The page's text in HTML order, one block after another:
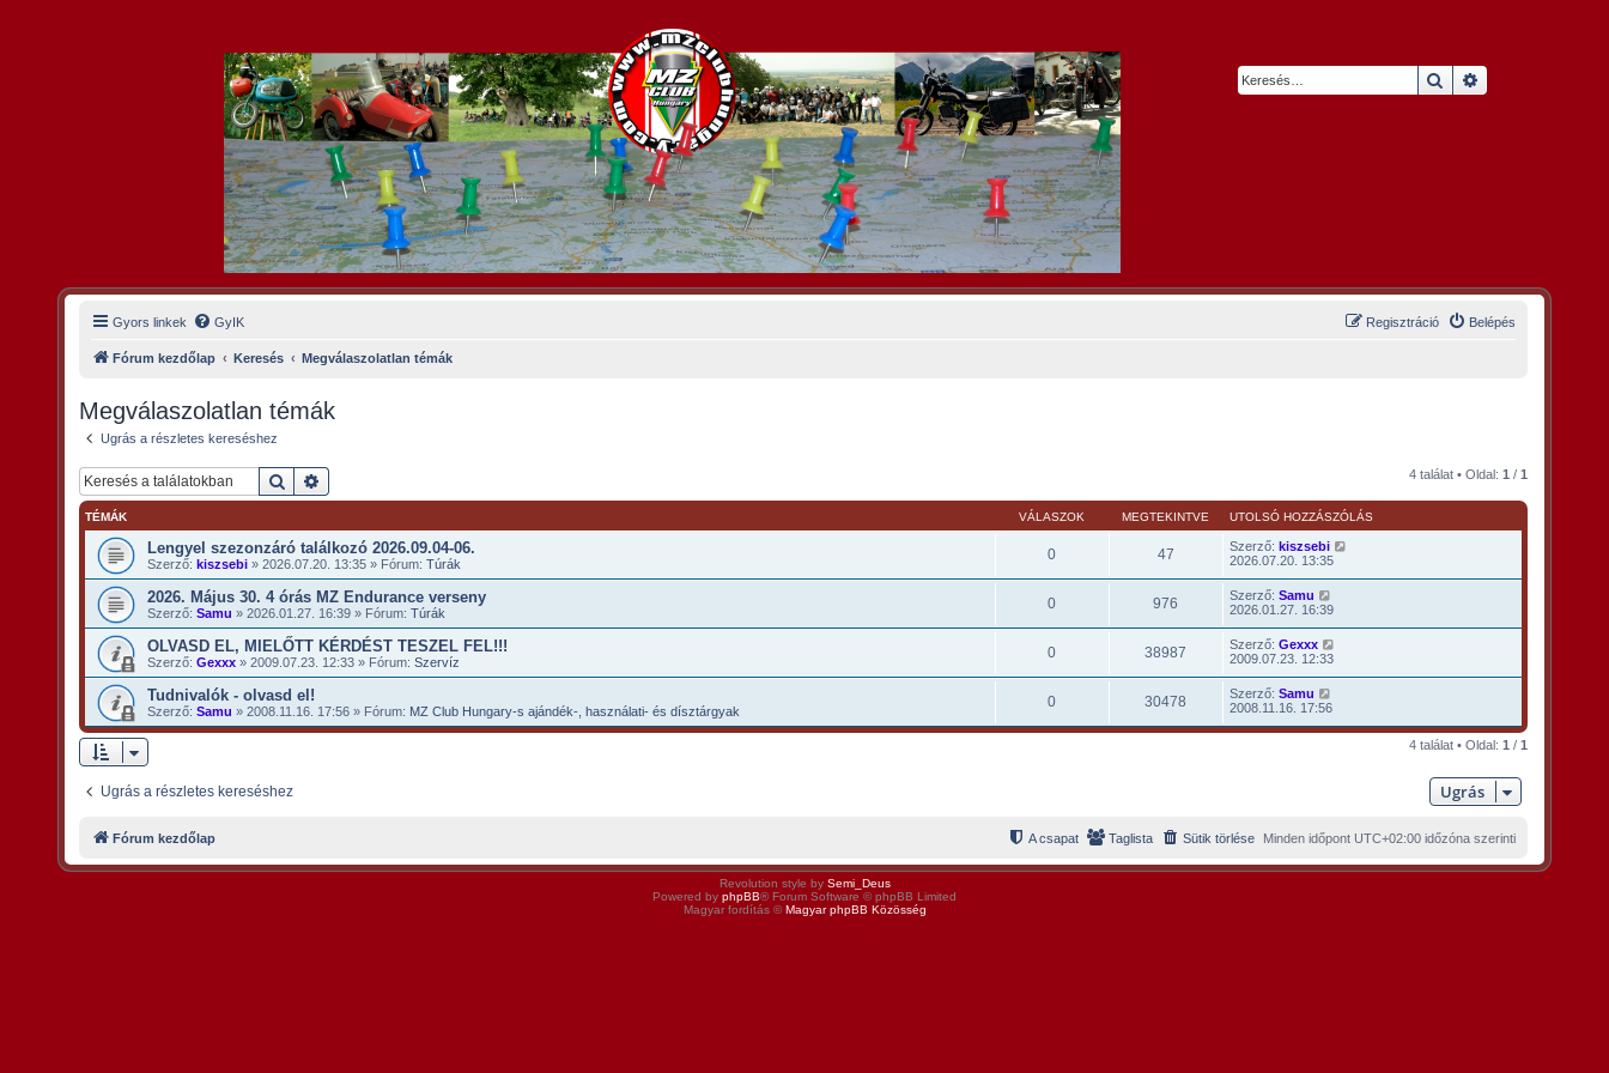
Keresés
Gyors linkek GyIK Belépés
Regisztráció
Fórum kezdőlap Keresés Megválaszolatlan témák
Megválaszolatlan témák
Ugrás a részletes kereséshez
Keresés 4 találat • Oldal: 1 / 1
TÉMÁK VÁLASZOK MEGTEKINTVE UTOLSÓ HOZZÁSZÓLÁS
Lengyel szezonzáró találkozó 2026.09.04-06.
Szerző:kiszsebi »2026.07.20. 13:35 » Fórum:Túrák
0 47 Szerző: kiszsebi
2026.07.20. 13:35
2026. Május 30. 4 órás MZ Endurance verseny
Szerző:Samu »2026.01.27. 16:39 » Fórum:Túrák
0 976 Szerző: Samu
2026.01.27. 16:39
OLVASD EL, MIELŐTT KÉRDÉST TESZEL FEL!!!
Szerző:Gexxx »2009.07.23. 12:33 » Fórum:Szervíz
0 38987 Szerző: Gexxx
2009.07.23. 12:33
Tudnivalók - olvasd el!
Szerző:Samu »2008.11.16. 17:56 » Fórum: MZ Club Hungary-s ajándék-, használati- és dísztárgyak
0 30478 Szerző: Samu
2008.11.16. 17:56
4 találat • Oldal: 1 / 1
Ugrás a részletes kereséshez Ugrás
Fórum kezdőlap Minden időpont UTC+02:00időzóna szerinti
Sütik törlése
Taglista
A csapat
Revolution style by Semi_Deus
Powered by phpBB® Forum Software © phpBB Limited
Magyar fordítás ©Magyar phpBB Közösség